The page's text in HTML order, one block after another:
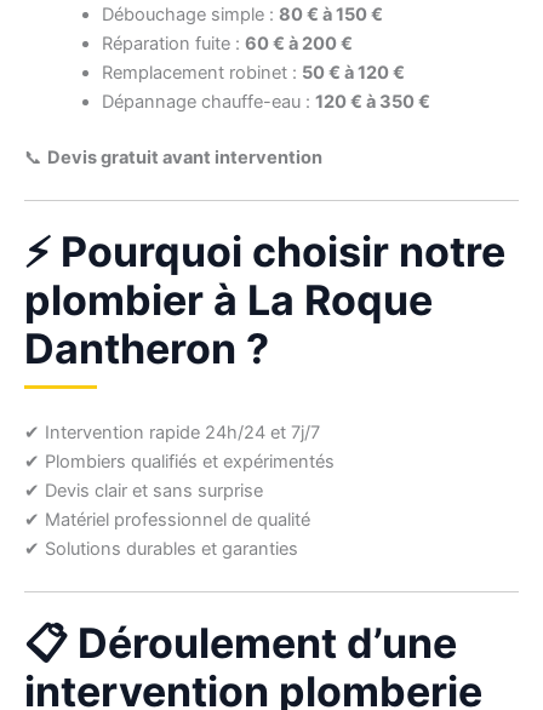
Débouchage simple : 80 € à 150 €
Réparation fuite : 60 € à 200 €
Remplacement robinet : 50 € à 120 €
Dépannage chauffe-eau : 120 € à 350 €
📞 Devis gratuit avant intervention
⚡ Pourquoi choisir notre
plombier à La Roque
Dantheron ?
✔ Intervention rapide 24h/24 et 7j/7
✔ Plombiers qualifiés et expérimentés
✔ Devis clair et sans surprise
✔ Matériel professionnel de qualité
✔ Solutions durables et garanties
📋 Déroulement d’une
intervention plomberie